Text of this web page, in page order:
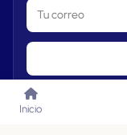
Inicio